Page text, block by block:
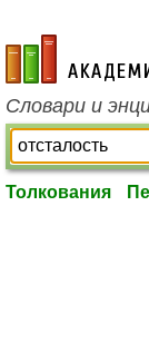
academic.ru
Словари и
Толкования